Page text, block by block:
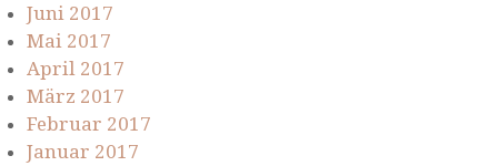
Juni 2017
Mai 2017
April 2017
März 2017
Februar 2017
Januar 2017